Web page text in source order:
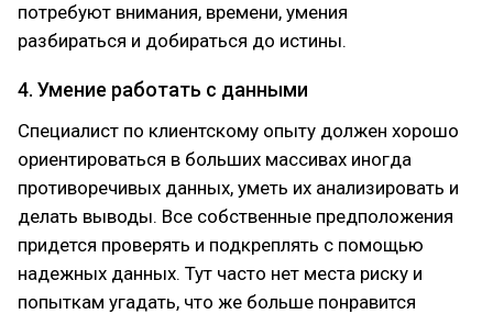
потребуют внимания, времени, умения
разбираться и добираться до истины.
4. Умение работать с данными
Специалист по клиентскому опыту должен хорошо
ориентироваться в больших массивах иногда
противоречивых данных, уметь их анализировать и
делать выводы. Все собственные предположения
придется проверять и подкреплять с помощью
надежных данных. Тут часто нет места риску и
попыткам угадать, что же больше понравится